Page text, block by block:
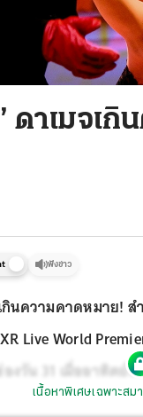
ดาเมจเกิ
ฟังข่าว
ความคาดหมาย! ส
Live World
งวัน 31 เมื่ออาทิตย์
ฟนคลับทั่วโลกที่รอช
เนื้อหาพิเศษเฉพาะส